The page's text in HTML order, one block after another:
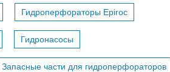
Гидроперфораторы Epiroc
Гидронасосы
Запасные части для гидроперфораторов